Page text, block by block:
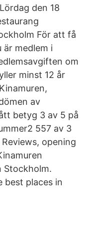
den 18
För att få
medlem i
om
minst 12 år
av
betyg 3 av 5 på
557 av 3
opening
Stockholm.
best places in